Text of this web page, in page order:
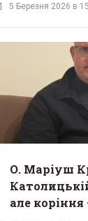
5 Березня 2026 в
О. Маріуш
але коріння